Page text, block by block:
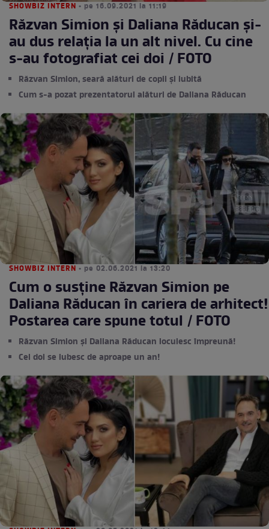
SHOWBIZ INTERN • pe 16.09.2021 la 11:19
Răzvan Simion și Daliana Răducan și-
au dus relația la un alt nivel. Cu cine
s-au fotografiat cei doi / FOTO
Răzvan Simion, seară alături de copii și iubită
Cum s-a pozat prezentatorul alături de Daliana Răducan
SHOWBIZ INTERN • pe 02.06.2021 la 13:20
Cum o susține Răzvan Simion pe
Daliana Răducan în cariera de arhitect!
Postarea care spune totul / FOTO
Răzvan Simion și Daliana Răducan locuiesc împreună!
Cei doi se iubesc de aproape un an!